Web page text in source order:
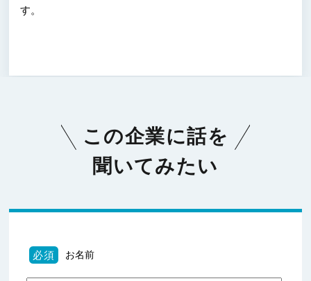
す。
この企業に話を
聞いてみたい
必須 お名前